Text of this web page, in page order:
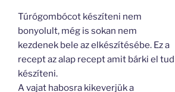
Túrógombócot készíteni nem
bonyolult, még is sokan nem
kezdenek bele az elkészítésébe. Ez a
recept az alap recept amit bárki el tud
készíteni.
A vajat habosra kikeverjük a